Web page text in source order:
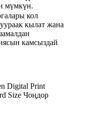
мүмкүн.
кол
кылат жана
камсыздай